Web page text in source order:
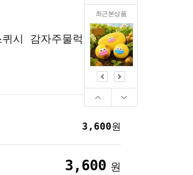
최근본상품
0
시 감자주물럭 감자
3,600원
3,600 원